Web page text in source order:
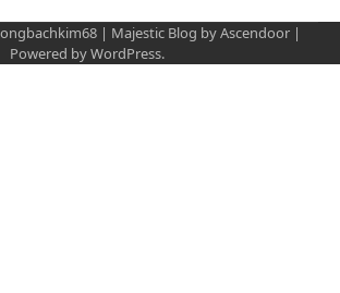
| Majestic Blog byAscendoor |
Powered byWordPress.